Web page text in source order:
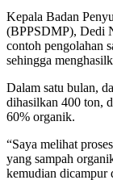
Kepala Badan
(BPPSDMP), Dedi
contoh pengolahan
sehingga
Dalam satu bulan,
dihasilkan 400 ton,
60% organik.
“Saya melihat
yang sampah
kemudian dicampur